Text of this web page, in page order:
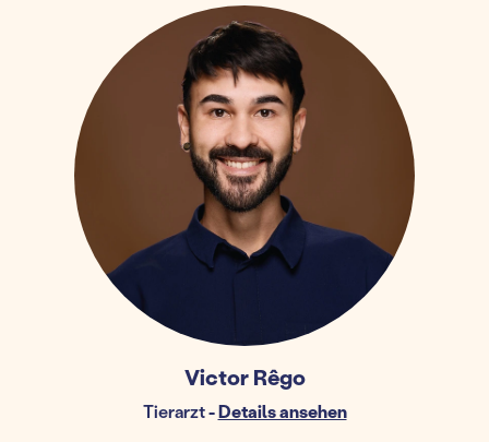
Victor Rêgo
Tierarzt-Details ansehen